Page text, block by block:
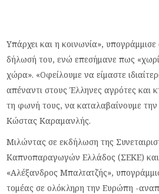
Υπάρχει και η κοινωνία»,
δήλωσή του, ενώ επεσήμανε πως
χώρα». «Οφείλουμε να είμαστε
απέναντι στους Έλληνες αγρότες και
τη φωνή τους, να καταλαβαίνουμε την
Κώστας Καραμανλής.
Μιλώντας σε εκδήλωση της
Καπνοπαραγωγών Ελλάδος (ΣΕΚΕ) και
«Αλέξανδρος Μπαλτατζής»,
τομέας σε ολόκληρη την Ευρώπη -